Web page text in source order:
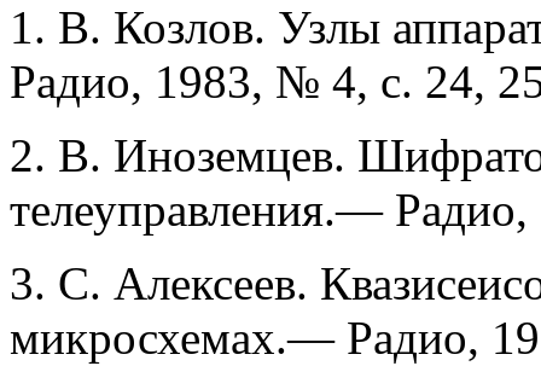
1. В. Козлов. Узлы
Радио, 1983, № 4, с. 24,
2. В. Иноземцев.
телеуправления.—
3. С. Алексеев.
микросхемах.— Радио,